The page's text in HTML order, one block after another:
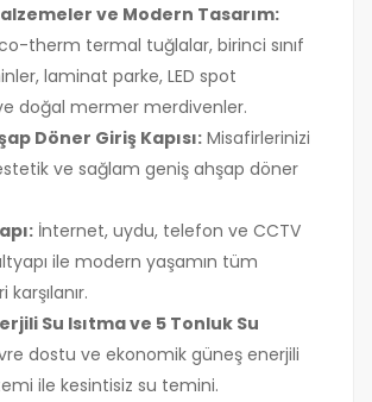
ve Modern Tasarım:
therm termal tuğlalar, birinci sınıf
laminat parke, LED spot
doğal mermer merdivenler.
Döner Giriş Kapısı:Misafirlerinizi
ve sağlam geniş ahşap döner
İnternet, uydu, telefon ve CCTV
ile modern yaşamın tüm
Su Isıtma ve 5 Tonluk Su
dostu ve ekonomik güneş enerjili
ile kesintisiz su temini.